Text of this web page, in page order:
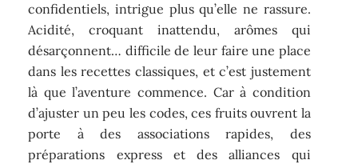
confidentiels, intrigue plus qu’elle ne rassure.
Acidité, croquant inattendu, arômes qui
désarçonnent… difficile de leur faire une place
dans les recettes classiques, et c’est justement
là que l’aventure commence. Car à condition
d’ajuster un peu les codes, ces fruits ouvrent la
porte à des associations rapides, des
préparations express et des alliances qui